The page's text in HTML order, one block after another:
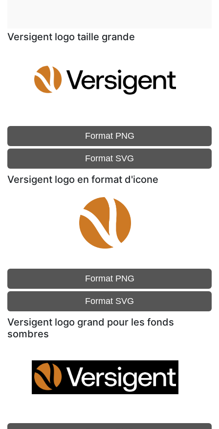
Versigent logo taille grande
Format PNG
Format SVG
Versigent logo en format d'icone
Format PNG
Format SVG
Versigent logo grand pour les fonds
sombres